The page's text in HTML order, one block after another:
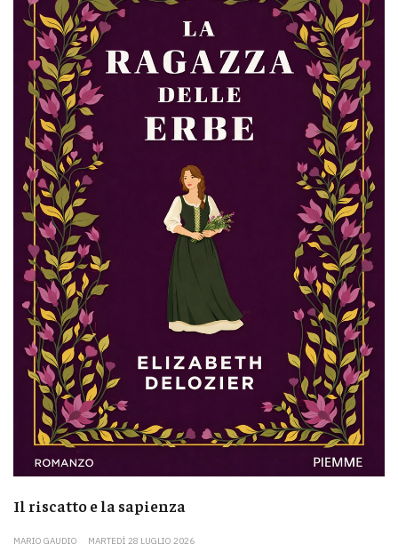
Il riscatto e la sapienza
MARIO GAUDIO MARTEDÌ 28 LUGLIO 2026